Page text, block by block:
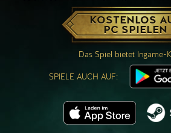
KOSTENLOS
PC SPIELEN
Das Spiel bietet Ingame-
SPIELE AUCH AUF: